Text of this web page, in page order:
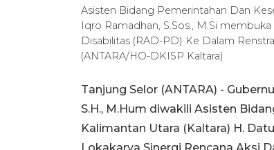
Asisten Bidang Pemerintahan Dan
Iqro Ramadhan, S.Sos., M.Si
Disabilitas (RAD-PD) Ke Dalam
(ANTARA/HO-DKISP Kaltara)
Tanjung Selor (ANTARA) -
S.H., M.Hum diwakili Asisten
Kalimantan Utara (Kaltara) H.
Lokakarya Sinergi Rencana Aksi